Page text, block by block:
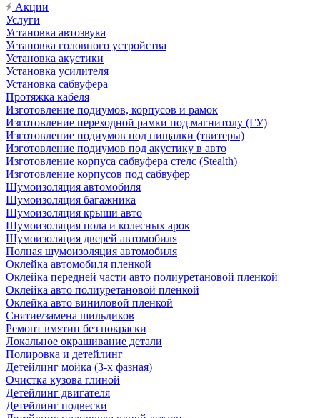
Акции
Услуги
Установка автозвука
Установка головного устройства
Установка акустики
Установка усилителя
Установка сабвуфера
Протяжка кабеля
Изготовление подиумов, корпусов и рамок
Изготовление переходной рамки под магнитолу (ГУ)
Изготовление подиумов под пищалки (твитеры)
Изготовление подиумов под акустику в авто
Изготовление корпуса сабвуфера стелс (Stealth)
Изготовление корпусов под сабвуфер
Шумоизоляция автомобиля
Шумоизоляция багажника
Шумоизоляция крыши авто
Шумоизоляция пола и колесных арок
Шумоизоляция дверей автомобиля
Полная шумоизоляция автомобиля
Оклейка автомобиля пленкой
Оклейка передней части авто полиуретановой пленкой
Оклейка авто полиуретановой пленкой
Оклейка авто виниловой пленкой
Снятие/замена шильдиков
Ремонт вмятин без покраски
Локальное окрашивание детали
Полировка и детейлинг
Детейлинг мойка (3-х фазная)
Очистка кузова глиной
Детейлинг двигателя
Детейлинг подвески